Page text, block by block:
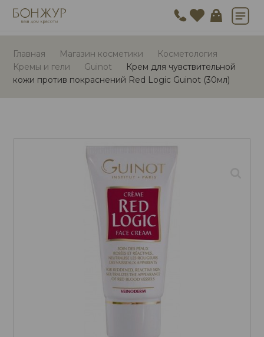
Главная Магазин косметики
Косметология
Кремы и гели
Guinot
Крем для чувствительной
кожи против покраснений Red Logic Guinot (30мл)